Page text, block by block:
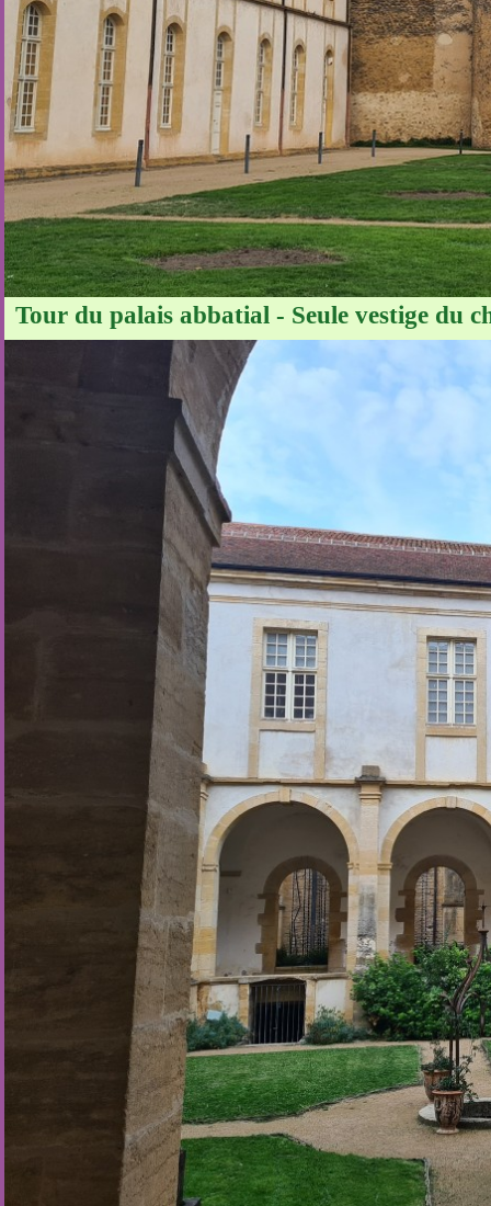
Tour du palais abbatial - Seule vestige du